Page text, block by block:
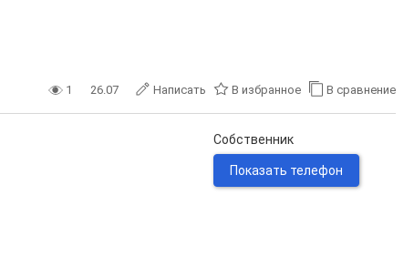
1 26.07 Написать В избранное В сравнение
Собственник
Показать телефон